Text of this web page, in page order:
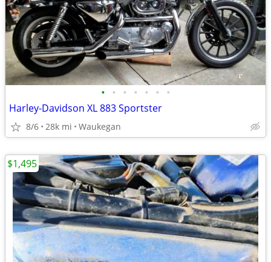
• • • • • • •
Harley-Davidson XL 883 Sportster
8/6 28k mi Waukegan
$1,495